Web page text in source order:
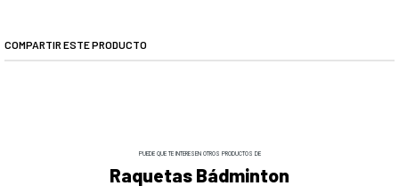
COMPARTIR ESTE PRODUCTO
PUEDE QUE TE INTERESEN OTROS PRODUCTOS DE
Raquetas Bádminton